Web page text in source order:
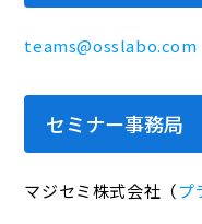
teams@osslabo.com
セミナー事務局
マジセミ株式会社（プ